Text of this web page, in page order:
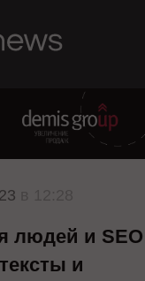
людей и
и